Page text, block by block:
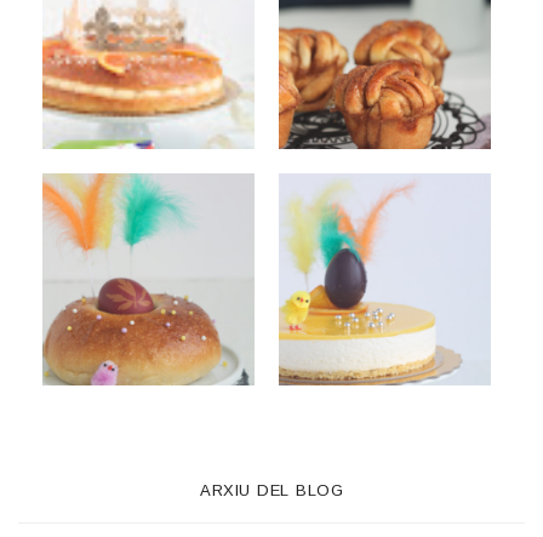
ARXIU DEL BLOG